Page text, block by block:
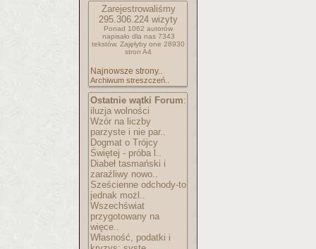
Zarejestrowaliśmy
295.306.224 wizyty
Ponad 1062 autorów
napisało dla nas 7343
tekstów. Zajęłyby one 28930
stron A4
Najnowsze strony..
Archiwum streszczeń..
Ostatnie wątki Forum:
iluzja wolności
Wzór na liczby
parzyste i nie par..
Dogmat o Trójcy
Świętej - próba l..
Diabeł tasmański i
zaraźliwy nowo..
Sześcienne odchody-to
jednak możl..
Wszechświat
przygotowany na
więce..
Własność, podatki i